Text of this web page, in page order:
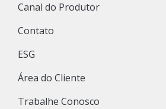
Canal do Produtor
Contato
ESG
Área do Cliente
Trabalhe Conosco